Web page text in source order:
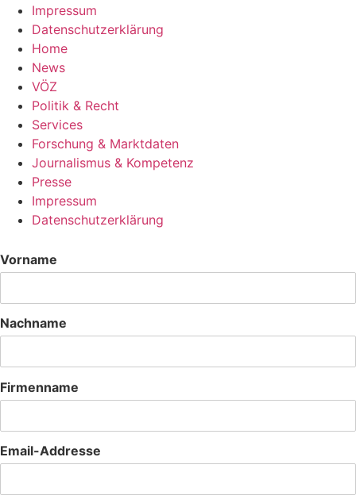
Impressum
Datenschutzerklärung
Home
News
VÖZ
Politik & Recht
Services
Forschung & Marktdaten
Journalismus & Kompetenz
Presse
Impressum
Datenschutzerklärung
Vorname
Nachname
Firmenname
Email-Addresse